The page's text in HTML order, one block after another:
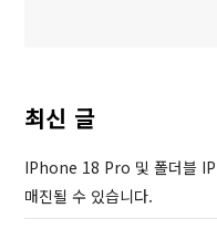
P
o
s
t
최신 글
IPhone 18 Pro 및 폴더블
매진될 수 있습니다.